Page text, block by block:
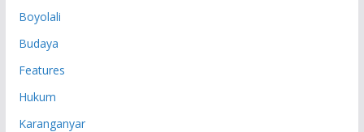
Boyolali
Budaya
Features
Hukum
Karanganyar